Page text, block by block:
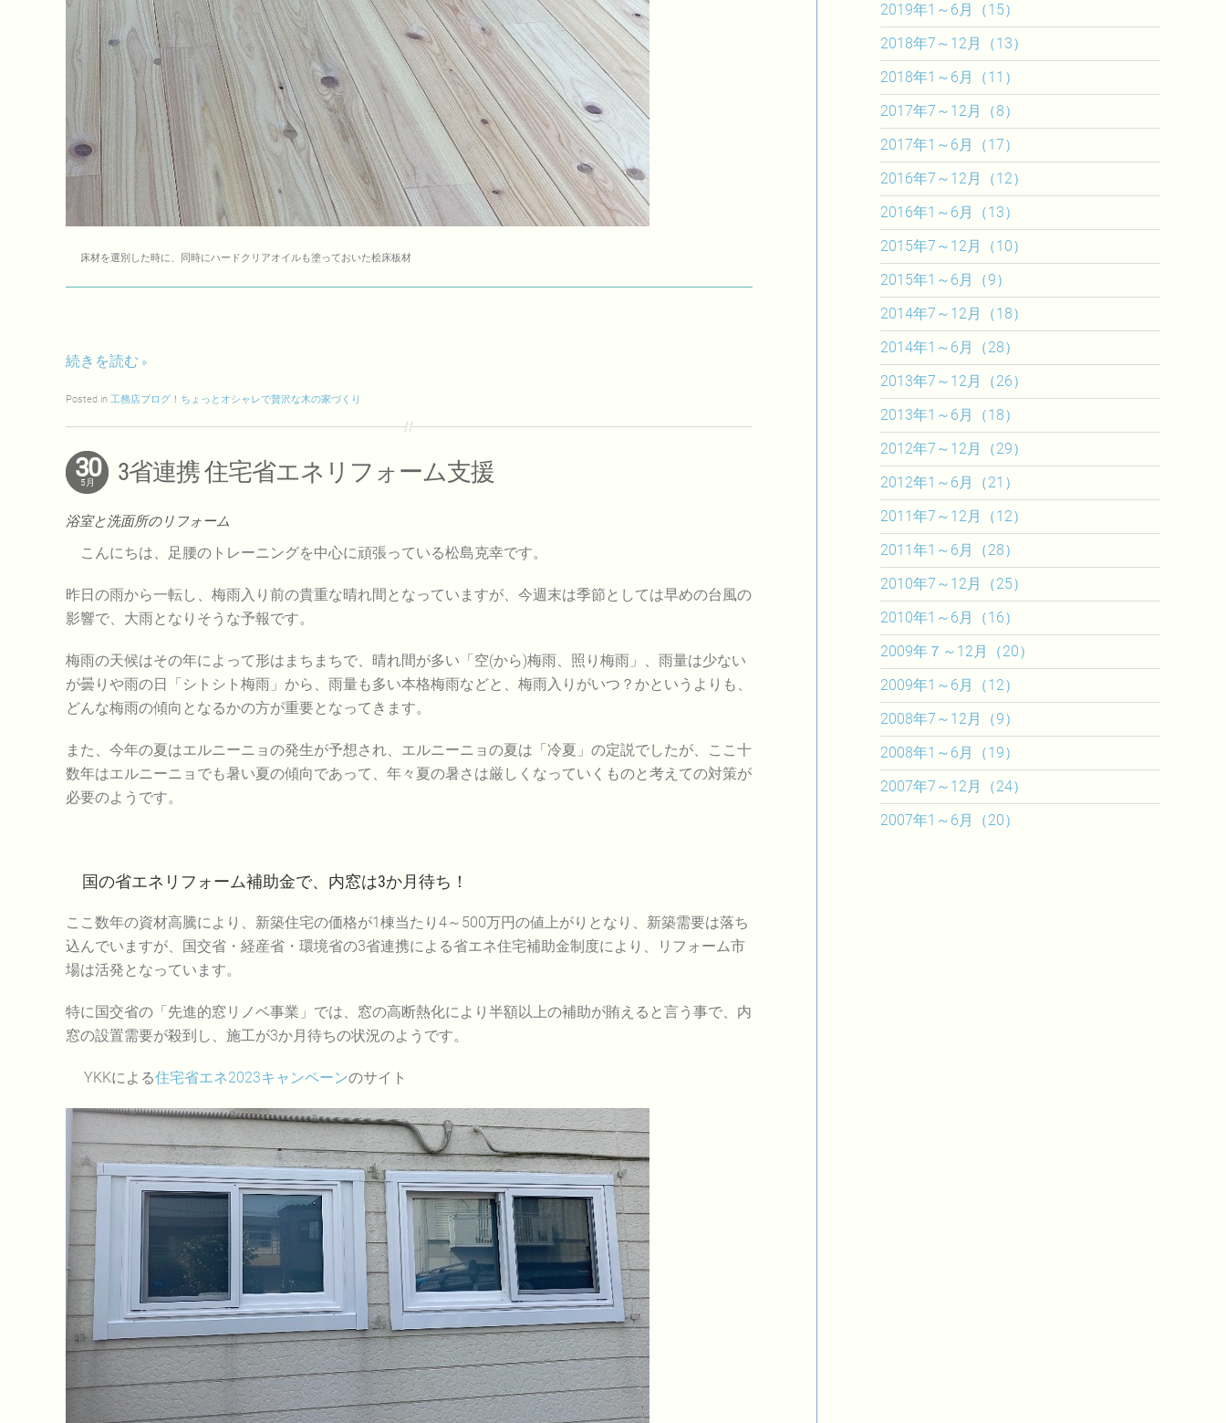
床材を選別した時に、同時にハードクリアオイルも塗っておいた桧床板材
続きを読む
Posted in 工務店ブログ！ちょっとオシャレで贅沢な木の家づくり
30
5月 3省連携 住宅省エネリフォーム支援
浴室と洗面所のリフォーム
こんにちは、足腰のトレーニングを中心に頑張っている松島克幸です。
昨日の雨から一転し、梅雨入り前の貴重な晴れ間となっていますが、今週末は季節としては早めの台風の
影響で、大雨となりそうな予報です。
梅雨の天候はその年によって形はまちまちで、晴れ間が多い「空(から)梅雨、照り梅雨」、雨量は少ない
が曇りや雨の日「シトシト梅雨」から、雨量も多い本格梅雨などと、梅雨入りがいつ？かというよりも、
どんな梅雨の傾向となるかの方が重要となってきます。
また、今年の夏はエルニーニョの発生が予想され、エルニーニョの夏は「冷夏」の定説でしたが、ここ十
数年はエルニーニョでも暑い夏の傾向であって、年々夏の暑さは厳しくなっていくものと考えての対策が
必要のようです。
国の省エネリフォーム補助金で、内窓は3か月待ち！
ここ数年の資材高騰により、新築住宅の価格が1棟当たり4～500万円の値上がりとなり、新築需要は落ち
込んでいますが、国交省・経産省・環境省の3省連携による省エネ住宅補助金制度により、リフォーム市
場は活発となっています。
特に国交省の「先進的窓リノベ事業」では、窓の高断熱化により半額以上の補助が賄えると言う事で、内
窓の設置需要が殺到し、施工が3か月待ちの状況のようです。
YKKによる住宅省エネ2023キャンペーンのサイト
2019年1～6月（15）
2018年7～12月（13）
2018年1～6月（11）
2017年7～12月（8）
2017年1～6月（17）
2016年7～12月（12）
2016年1～6月（13）
2015年7～12月（10）
2015年1～6月（9）
2014年7～12月（18）
2014年1～6月（28）
2013年7～12月（26）
2013年1～6月（18）
2012年7～12月（29）
2012年1～6月（21）
2011年7～12月（12）
2011年1～6月（28）
2010年7～12月（25）
2010年1～6月（16）
2009年７～12月（20）
2009年1～6月（12）
2008年7～12月（9）
2008年1～6月（19）
2007年7～12月（24）
2007年1～6月（20）